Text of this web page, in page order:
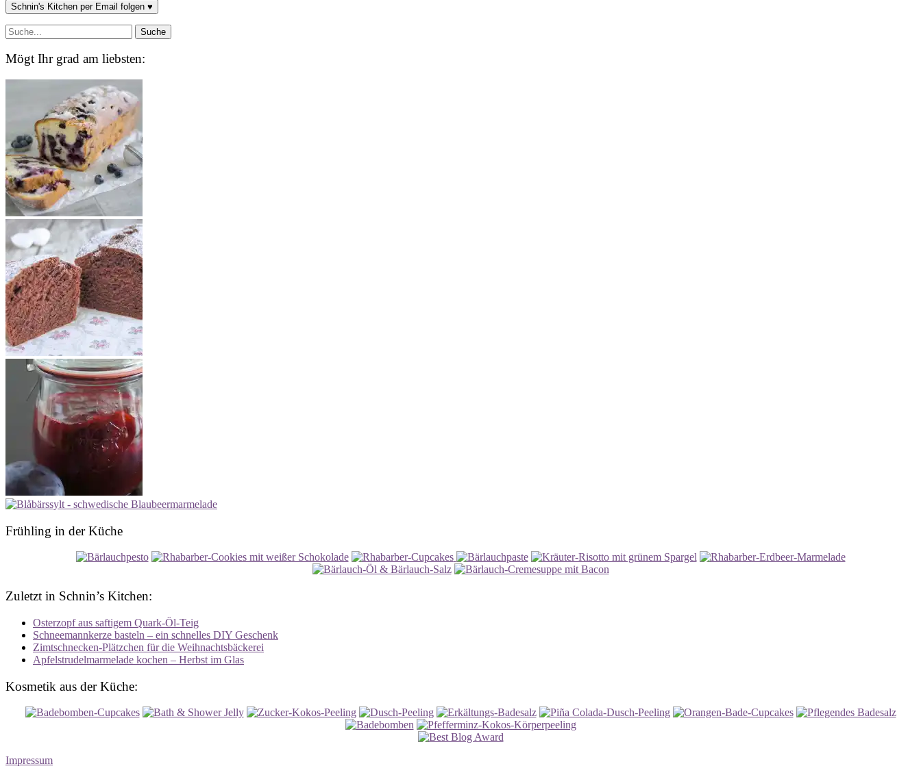
Schnin's Kitchen per Email folgen ♥
Mögt Ihr grad am liebsten:
Frühling in der Küche
Zuletzt in Schnin’s Kitchen:
Osterzopf aus saftigem Quark-Öl-Teig
Schneemannkerze basteln – ein schnelles DIY Geschenk
Zimtschnecken-Plätzchen für die Weihnachtsbäckerei
Apfelstrudelmarmelade kochen – Herbst im Glas
Kosmetik aus der Küche:
Impressum